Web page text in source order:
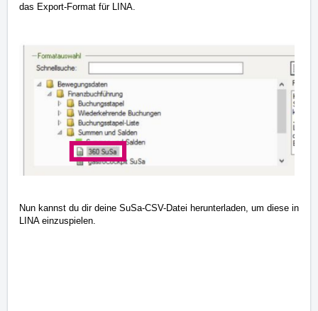
das Export-Format für LINA.
Nun kannst du dir deine SuSa-CSV-Datei herunterladen, um diese in
LINA einzuspielen.